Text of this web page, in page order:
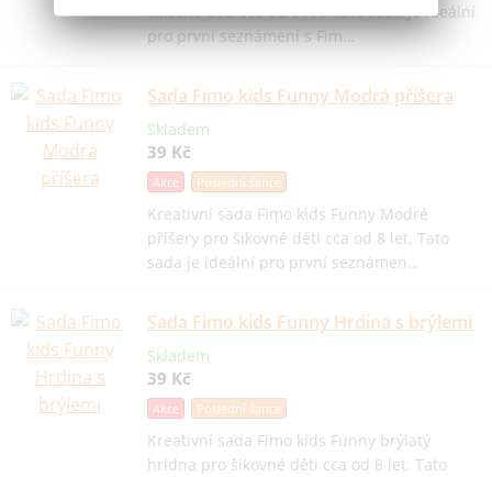
šikovné děti cca od 8 let. Tato sada je ideální
pro první seznámení s Fim…
Sada Fimo kids Funny Modrá příšera
Skladem
39 Kč
Akce Poslední šance
Kreativní sada Fimo kids Funny Modré
příšery pro šikovné děti cca od 8 let. Tato
sada je ideální pro první seznámen…
Sada Fimo kids Funny Hrdina s brýlemi
Skladem
39 Kč
Akce Poslední šance
Kreativní sada Fimo kids Funny brýlatý
hridna pro šikovné děti cca od 8 let. Tato